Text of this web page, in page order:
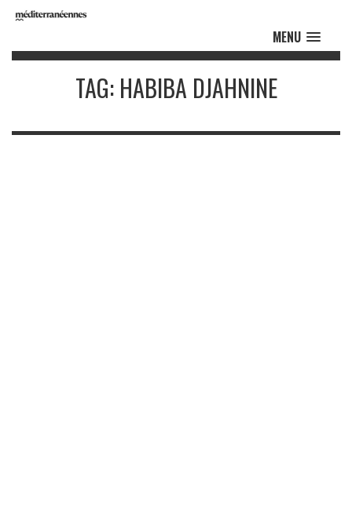
MENU
TAG: HABIBA DJAHNINE